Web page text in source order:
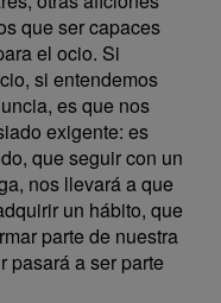
que ser capaces
el ocio. Si
si entendemos
es que nos
exigente: es
que seguir con un
nos llevará a que
un hábito, que
parte de nuestra
pasará a ser parte